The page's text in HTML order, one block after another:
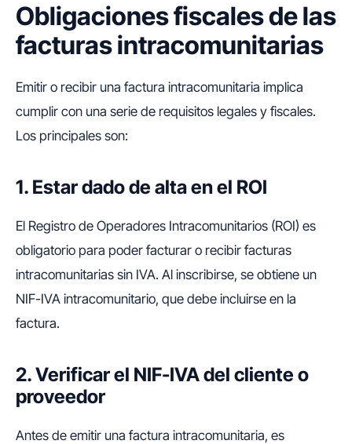
Obligaciones fiscales de las
facturas intracomunitarias
Emitir o recibir una factura intracomunitaria implica
cumplir con una serie de requisitos legales y fiscales.
Los principales son:
1. Estar dado de alta en el ROI
El Registro de Operadores Intracomunitarios (ROI) es
obligatorio para poder facturar o recibir facturas
intracomunitarias sin IVA. Al inscribirse, se obtiene un
NIF-IVA intracomunitario, que debe incluirse en la
factura.
2. Verificar el NIF-IVA del cliente o
proveedor
Antes de emitir una factura intracomunitaria, es